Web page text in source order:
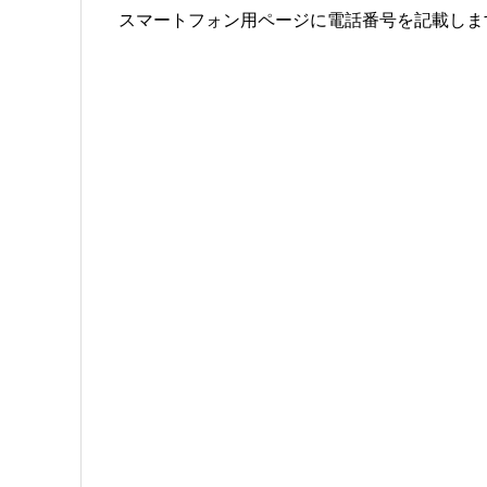
スマートフォン用ページに電話番号を記載し